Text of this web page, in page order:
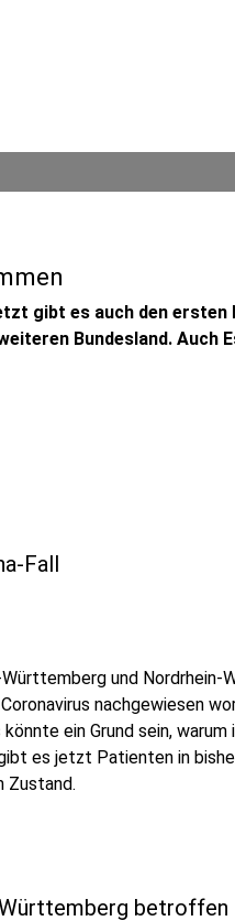
gibt es auch den
Bundesland. Auch
Fall
und Nordrhein-
nachgewiesen
ein Grund sein, warum
es jetzt Patienten in
Zustand.
betroffen